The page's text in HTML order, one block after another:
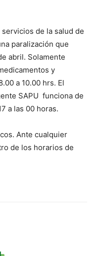
de la salud de
paralización que
abril. Solamente
y
a 10.00 hrs. El
SAPU funciona de
a las 00 horas.
Ante cualquier
de los horarios de